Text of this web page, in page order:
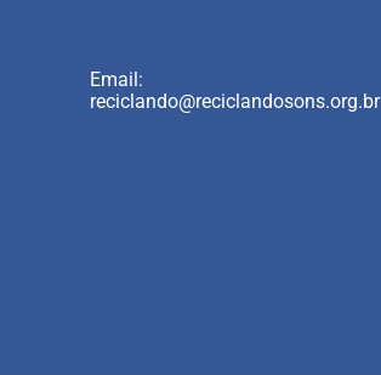
Email:
reciclando@reciclandosons.org.br